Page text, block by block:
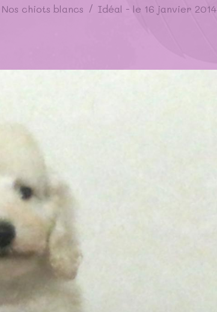
Nos chiots blancs Idéal - le 16 janvier 2014